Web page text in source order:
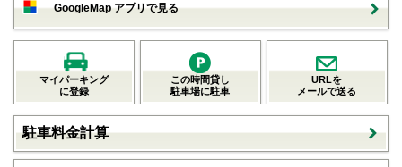
GoogleMap アプリで見る
マイパーキング
に登録
この時間貸し
駐車場に駐車
URLを
メールで送る
駐車料金計算